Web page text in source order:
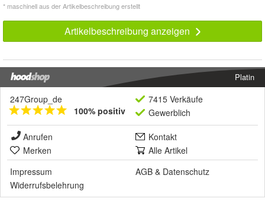
* maschinell aus der Artikelbeschreibung erstellt
Artikelbeschreibung anzeigen
Platin
247Group_de
100% positiv
7415 Verkäufe
Gewerblich
Anrufen
Kontakt
Merken
Alle Artikel
Impressum
AGB & Datenschutz
Widerrufsbelehrung